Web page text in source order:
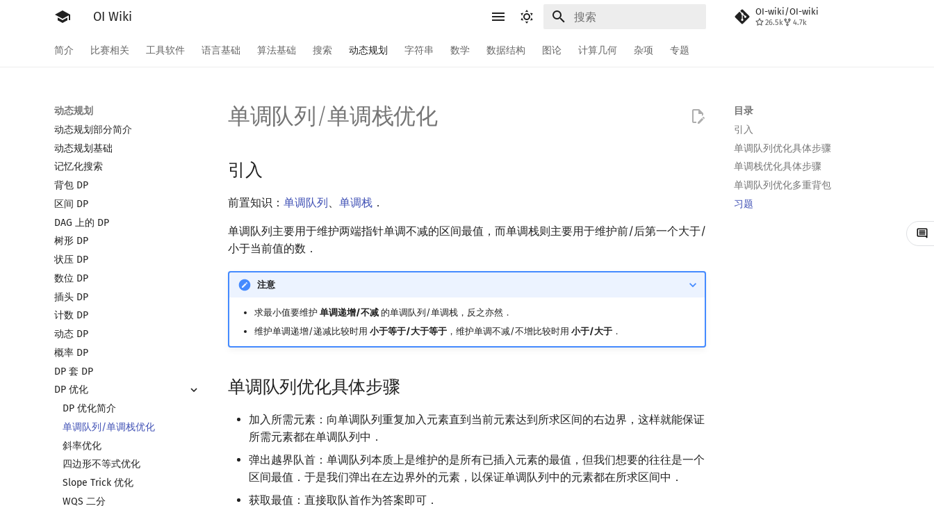
OI Wiki OI-wiki/OI-wiki
26.5k 4.7k
简介 比赛相关 工具软件 语言基础 算法基础 搜索 动态规划 字符串 数学 数据结构 图论 计算几何 杂项 专题
动态规划
动态规划部分简介
动态规划基础
记忆化搜索
背包 DP
区间 DP
DAG 上的 DP
树形 DP
状压 DP
数位 DP
插头 DP
计数 DP
动态 DP
概率 DP
DP 套 DP
DP 优化
DP 优化简介
单调队列/单调栈优化
斜率优化
四边形不等式优化
Slope Trick 优化
WQS 二分
目录
引入
单调队列优化具体步骤
单调栈优化具体步骤
单调队列优化多重背包
习题
单调队列/单调栈优化
引入
前置知识： 单调队列、 单调栈 ．
单调队列主要用于维护两端指针单调不减的区间最值，而单调栈则主要用于维护前/后第一个大于/
小于当前值的数．
注意
求最小值要维护 单调递增/不减的单调队列/单调栈，反之亦然．
维护单调递增/递减比较时用 小于等于/大于等于，维护单调不减/不增比较时用 小于/大于．
单调队列优化具体步骤
加入所需元素：向单调队列重复加入元素直到当前元素达到所求区间的右边界，这样就能保证
所需元素都在单调队列中．
弹出越界队首：单调队列本质上是维护的是所有已插入元素的最值，但我们想要的往往是一个
区间最值．于是我们弹出在左边界外的元素，以保证单调队列中的元素都在所求区间中．
获取最值：直接取队首作为答案即可．